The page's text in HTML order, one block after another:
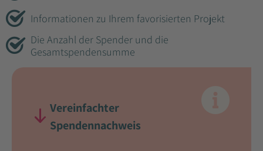
Informationen zu Ihrem favorisierten Projekt
Die Anzahl der Spender und die
Gesamtspendensumme
Vereinfachter
Spendennachweis